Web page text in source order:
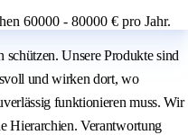
60000 - 80000 € pro Jahr.
Unsere Produkte sind
und wirken dort, wo
funktionieren muss. Wir
Hierarchien. Verantwortung